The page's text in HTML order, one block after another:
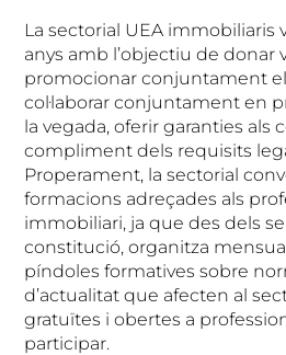
La sectorial UEA immobiliaris
anys amb l’objectiu de donar
promocionar conjuntament
col·laborar conjuntament en
la vegada, oferir garanties als
compliment dels requisits
Properament, la sectorial
formacions adreçades als
immobiliari, ja que des dels
constitució, organitza
píndoles formatives sobre
d’actualitat que afecten al
gratuïtes i obertes a
participar.